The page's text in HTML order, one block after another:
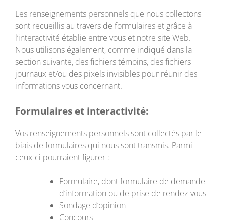
Les renseignements personnels que nous collectons
sont recueillis au travers de formulaires et grâce à
l’interactivité établie entre vous et notre site Web.
Nous utilisons également, comme indiqué dans la
section suivante, des fichiers témoins, des fichiers
journaux et/ou des pixels invisibles pour réunir des
informations vous concernant.
Formulaires et interactivité:
Vos renseignements personnels sont collectés par le
biais de formulaires qui nous sont transmis. Parmi
ceux-ci pourraient figurer :
Formulaire, dont formulaire de demande
d’information ou de prise de rendez-vous
Sondage d’opinion
Concours